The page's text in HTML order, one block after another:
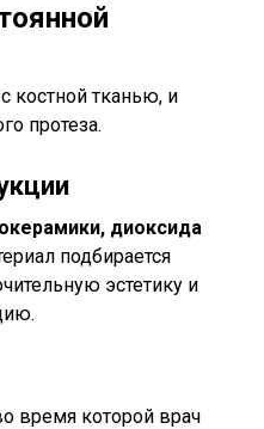
костной тканью, и
протеза.
диоксида
подбирается
эстетику и
время которой врач